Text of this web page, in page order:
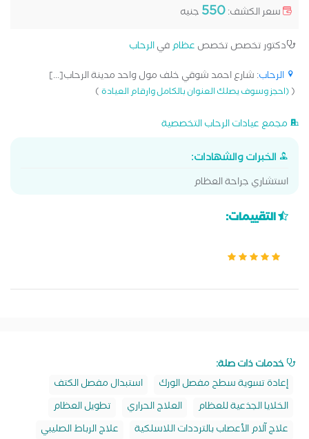
سعر الكشف:550 جنيه
دكتور تخصص تخصص عظامفيالرحاب
الرحاب: شارع احمد شوقي خلف مول واحد مدينة الرحاب[...]
((احجز وسوف يصلك العنوان بالكامل وارقام العيادة)
مجمع عيادات الرحاب التخصصية
الخبرات والشهادات:
استشاري جراحة العظام
التقييمات:
خدمات ذات صلة:
إعادة تسوية سطح مفصل الورك
استبدال مفصل الكتف
الخلايا الجذعية للعظام
العلاج الحراري
تطويل العظام
علاج آلام الأعصاب بالترددات اللاسلكية
علاج الرباط الصليبي